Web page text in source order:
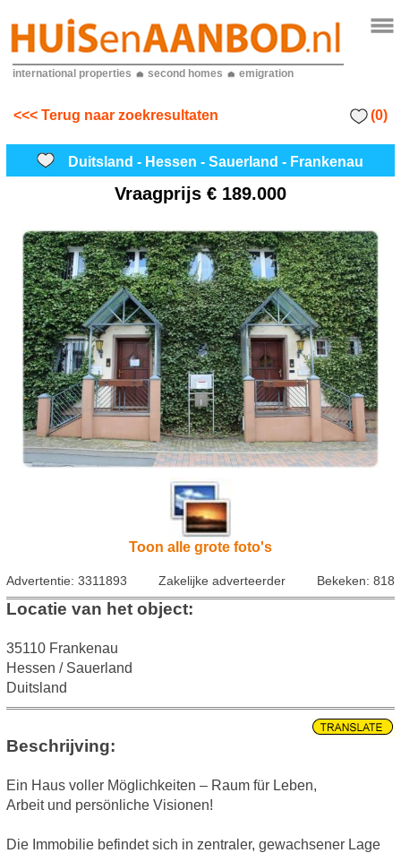
international properties second homes emigration
<<< Terug naar zoekresultaten (0)
Duitsland - Hessen - Sauerland - Frankenau
Vraagprijs € 189.000
Toon alle grote foto's
Advertentie: 3311893 Zakelijke adverteerder Bekeken: 818
Locatie van het object:
35110 Frankenau
Hessen / Sauerland
Duitsland
Beschrijving:
Ein Haus voller Möglichkeiten – Raum für Leben,
Arbeit und persönliche Visionen!
Die Immobilie befindet sich in zentraler, gewachsener Lage